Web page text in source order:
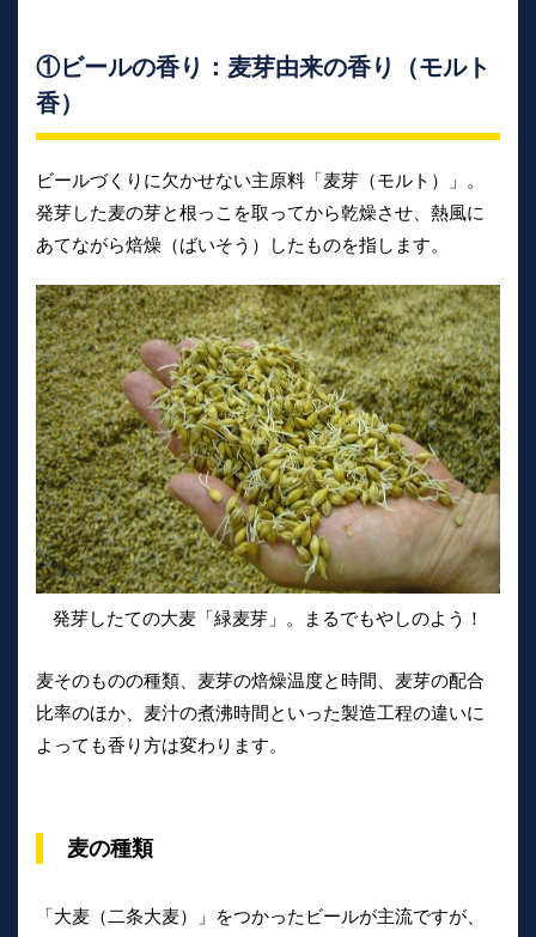
①ビールの香り：麦芽由来の香り（モルト
香）
ビールづくりに欠かせない主原料「麦芽（モルト）」。
発芽した麦の芽と根っこを取ってから乾燥させ、熱風に
あてながら焙燥（ばいそう）したものを指します。
発芽したての大麦「緑麦芽」。まるでもやしのよう！
麦そのものの種類、麦芽の焙燥温度と時間、麦芽の配合
比率のほか、麦汁の煮沸時間といった製造工程の違いに
よっても香り方は変わります。
麦の種類
「大麦（二条大麦）」をつかったビールが主流ですが、